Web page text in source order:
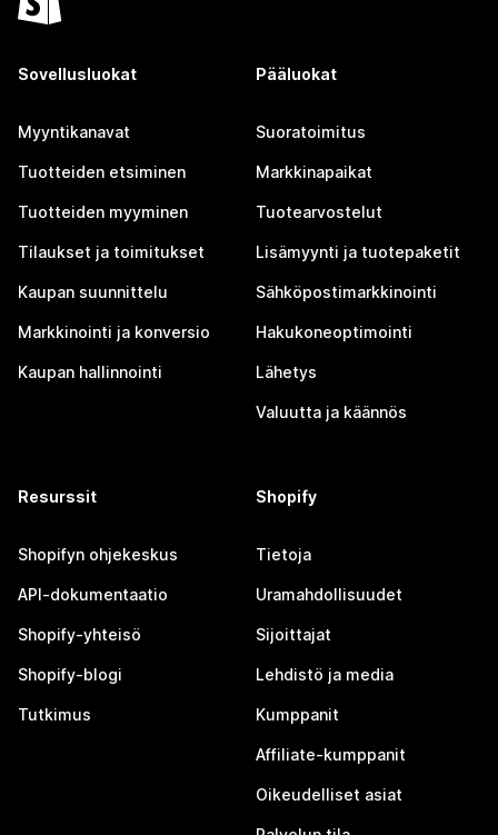
Sovellusluokat
Myyntikanavat
Tuotteiden etsiminen
Tuotteiden myyminen
Tilaukset ja toimitukset
Kaupan suunnittelu
Markkinointi ja konversio
Kaupan hallinnointi
Pääluokat
Suoratoimitus
Markkinapaikat
Tuotearvostelut
Lisämyynti ja tuotepaketit
Sähköpostimarkkinointi
Hakukoneoptimointi
Lähetys
Valuutta ja käännös
Resurssit
Shopifyn ohjekeskus
API-dokumentaatio
Shopify-yhteisö
Shopify-blogi
Tutkimus
Shopify
Tietoja
Uramahdollisuudet
Sijoittajat
Lehdistö ja media
Kumppanit
Affiliate-kumppanit
Oikeudelliset asiat